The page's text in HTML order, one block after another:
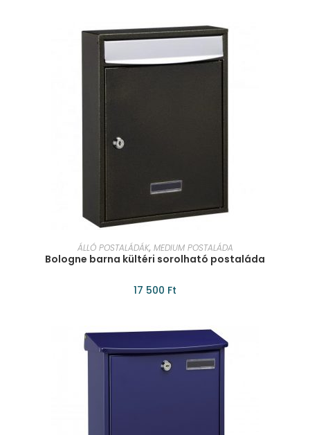
KOSÁRBA TESZEM
ÁLLÓ POSTALÁDÁK, MEDIUM POSTALÁDA
Bologne barna kültéri sorolható postaláda
17 500 Ft